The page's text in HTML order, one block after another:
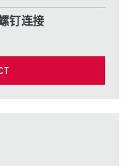
钉连接